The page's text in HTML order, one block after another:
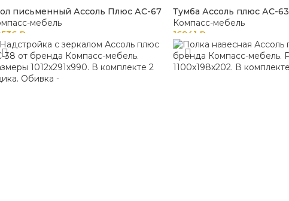
письменный Ассоль Плюс АС-67
мебель
₽
Тумба Ассоль плюс АС-63
Компасс-мебель
16941 ₽